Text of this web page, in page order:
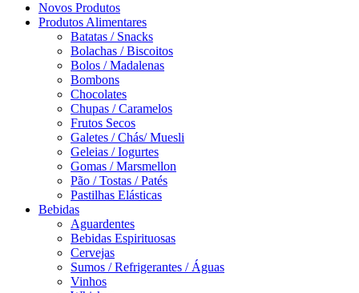
Novos Produtos
Produtos Alimentares
Batatas / Snacks
Bolachas / Biscoitos
Bolos / Madalenas
Bombons
Chocolates
Chupas / Caramelos
Frutos Secos
Galetes / Chás/ Muesli
Geleias / Iogurtes
Gomas / Marsmellon
Pão / Tostas / Patés
Pastilhas Elásticas
Bebidas
Aguardentes
Bebidas Espirituosas
Cervejas
Sumos / Refrigerantes / Águas
Vinhos